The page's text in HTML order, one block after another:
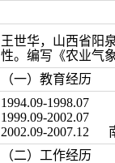
王世华，山西省阳
性。编写《农业气
（一）教育经历
1994.09-1998.07
1999.09-2002.07
2002.09-2007.12
（二）工作经历